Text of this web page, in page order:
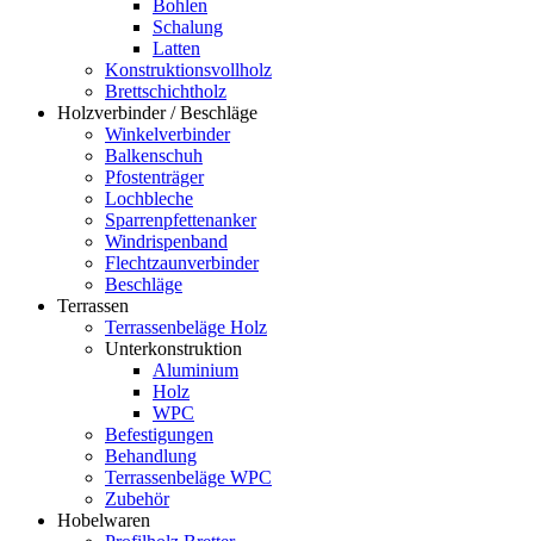
Bohlen
Schalung
Latten
Konstruktionsvollholz
Brettschichtholz
Holzverbinder / Beschläge
Winkelverbinder
Balkenschuh
Pfostenträger
Lochbleche
Sparrenpfettenanker
Windrispenband
Flechtzaunverbinder
Beschläge
Terrassen
Terrassenbeläge Holz
Unterkonstruktion
Aluminium
Holz
WPC
Befestigungen
Behandlung
Terrassenbeläge WPC
Zubehör
Hobelwaren